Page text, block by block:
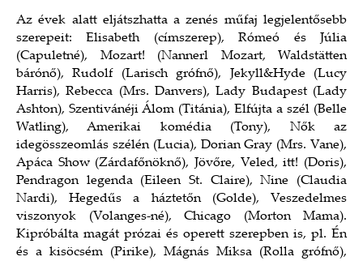
Az évek alatt eljátszhatta a zenés műfaj legjelentősebb
szerepeit: Elisabeth (címszerep), Rómeó és Júlia
(Capuletné), Mozart! (Nannerl Mozart, Waldstätten
bárónő), Rudolf (Larisch grófnő), Jekyll&Hyde (Lucy
Harris), Rebecca (Mrs. Danvers), Lady Budapest (Lady
Ashton), Szentivánéji Álom (Titánia), Elfújta a szél (Belle
Watling), Amerikai komédia (Tony), Nők az
idegösszeomlás szélén (Lucia), Dorian Gray (Mrs. Vane),
Apáca Show (Zárdafőnöknő), Jövőre, Veled, itt! (Doris),
Pendragon legenda (Eileen St. Claire), Nine (Claudia
Nardi), Hegedűs a háztetőn (Golde), Veszedelmes
viszonyok (Volanges-né), Chicago (Morton Mama).
Kipróbálta magát prózai és operett szerepben is, pl. Én
és a kisöcsém (Pirike), Mágnás Miksa (Rolla grófnő),